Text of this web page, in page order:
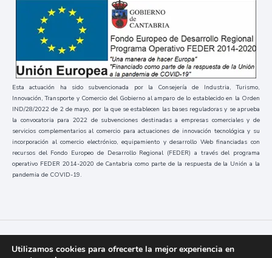
Esta actuación ha sido subvencionada por la Consejería de Industria, Turismo,
Innovación, Transporte y Comercio del Gobierno al amparo de lo establecido en la Orden
IND/28/2022 de 2 de mayo, por la que se establecen las bases reguladoras y se aprueba
la convocatoria para 2022 de subvenciones destinadas a empresas comerciales y de
servicios complementarios al comercio para actuaciones de innovación tecnológica y su
incorporación al comercio electrónico, equipamiento y desarrollo Web financiadas con
recursos del Fondo Europeo de Desarrollo Regional (FEDER) a través del programa
operativo FEDER 2014-2020 de Cantabria como parte de la respuesta de la Unión a la
pandemia de COVID-19.
Códice 2023 / Todos los derechos reservados
Utilizamos cookies para ofrecerte la mejor experiencia en